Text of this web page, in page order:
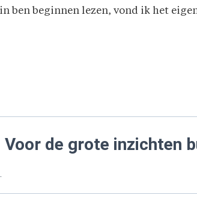
ben beginnen lezen, vond ik het
de grote inzichten